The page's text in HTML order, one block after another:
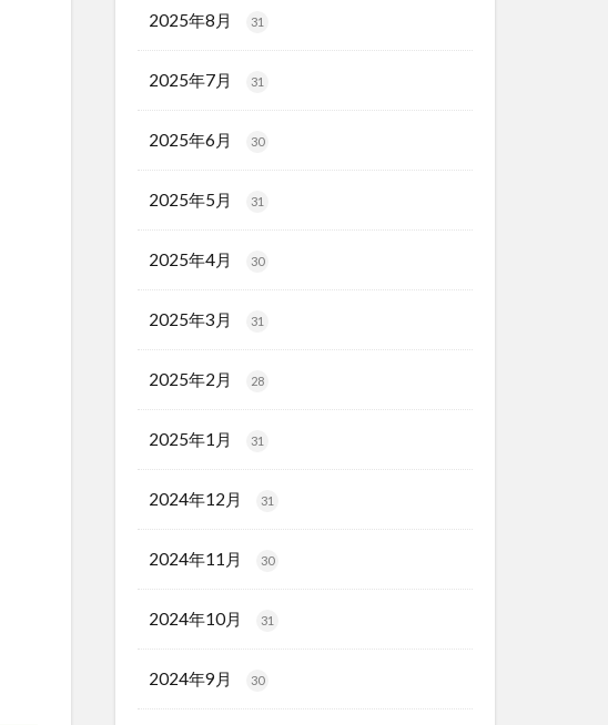
2025年8月 31
2025年7月 31
2025年6月 30
2025年5月 31
2025年4月 30
2025年3月 31
2025年2月 28
2025年1月 31
2024年12月 31
2024年11月 30
2024年10月 31
2024年9月 30